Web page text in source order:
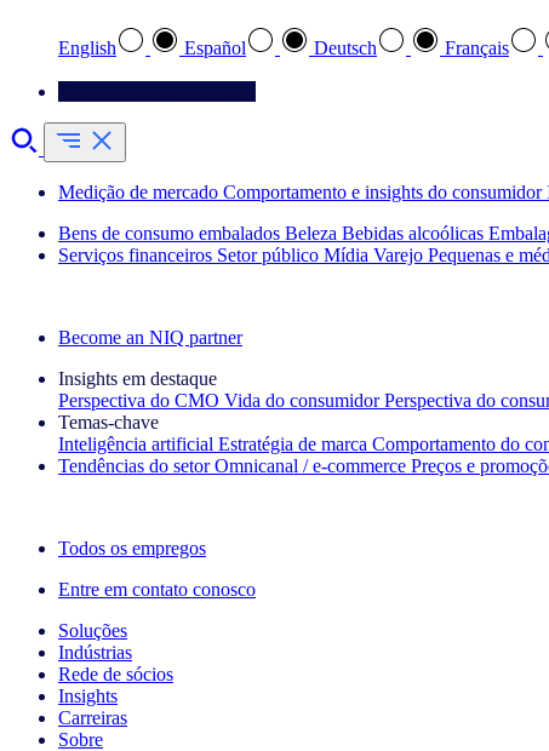
English Español Deutsch Français
Medição de mercado Comportamento e insights do consumidor
Bens de consumo embalados Beleza Bebidas alcoólicas
Serviços financeiros Setor público Mídia Varejo Pequenas e
Become an NIQ partner
Insights em destaque
Perspectiva do CMO Vida do consumidor Perspectiva do
Temas‑chave
Inteligência artificial Estratégia de marca Comportamento do
Tendências do setor Omnicanal / e‑commerce Preços e
Todos os empregos
Entre em contato conosco
Soluções
Indústrias
Rede de sócios
Insights
Carreiras
Sobre